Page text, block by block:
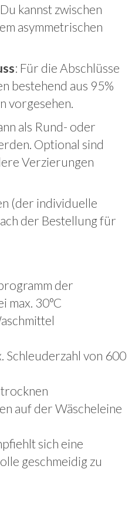
kannst zwischen
asymmetrischen
: Für die Abschlüsse
bestehend aus 95%
vorgesehen.
als Rund- oder
Optional sind
Verzierungen
(der individuelle
der Bestellung für
der
max. 30°C
Schleuderzahl von 600
auf der Wäscheleine
sich eine
geschmeidig zu